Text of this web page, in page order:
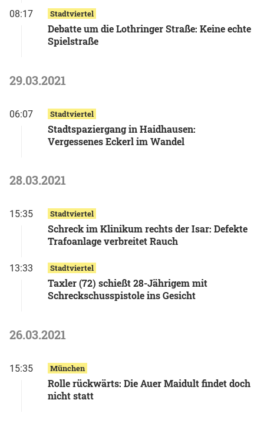
08:17 Stadtviertel
Debatte um die Lothringer Straße: Keine echte
Spielstraße
29.03.2021
06:07 Stadtviertel
Stadtspaziergang in Haidhausen:
Vergessenes Eckerl im Wandel
28.03.2021
15:35 Stadtviertel
Schreck im Klinikum rechts der Isar: Defekte
Trafoanlage verbreitet Rauch
13:33 Stadtviertel
Taxler (72) schießt 28-Jährigem mit
Schreckschusspistole ins Gesicht
26.03.2021
15:35 München
Rolle rückwärts: Die Auer Maidult findet doch
nicht statt